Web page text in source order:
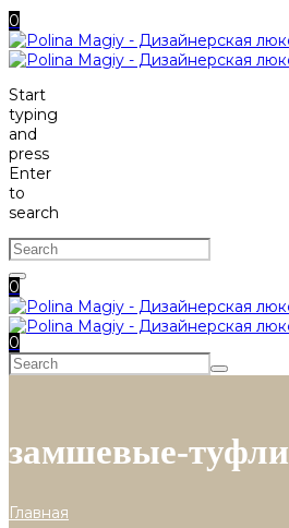
0
Start
typing
and
press
Enter
to
search
0
0
замшевые-туфли
Главная